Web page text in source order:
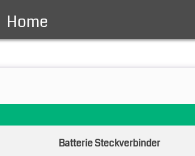
Home
Batterie Steckverbinder